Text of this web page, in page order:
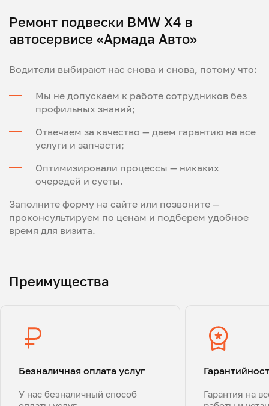
Ремонт подвески BMW X4 в
автосервисе «Армада Авто»
Водители выбирают нас снова и снова, потому что:
Мы не допускаем к работе сотрудников без
профильных знаний;
Отвечаем за качество — даем гарантию на все
услуги и запчасти;
Оптимизировали процессы — никаких
очередей и суеты.
Заполните форму на сайте или позвоните —
проконсультируем по ценам и подберем удобное
время для визита.
Преимущества
Безналичная оплата услуг
У нас безналичный способ
Гарантия на